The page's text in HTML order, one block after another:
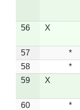
56 X
57 *
58
*
59
X
60 *